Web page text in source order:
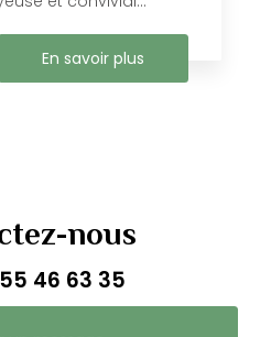
En savoir plus
nous
46 63 35